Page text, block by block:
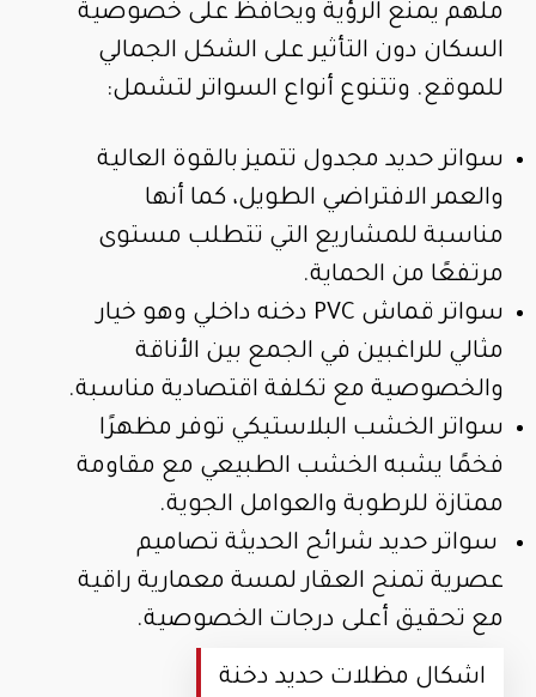
ملهم يمنع الرؤية ويحافظ على خصوصية
السكان دون التأثير على الشكل الجمالي
للموقع. وتتنوع أنواع السواتر لتشمل:
سواتر حديد مجدول تتميز بالقوة العالية
والعمر الافتراضي الطويل، كما أنها
مناسبة للمشاريع التي تتطلب مستوى
مرتفعًا من الحماية.
سواتر قماش PVC دخنه داخلي وهو خيار
مثالي للراغبين في الجمع بين الأناقة
والخصوصية مع تكلفة اقتصادية مناسبة.
سواتر الخشب البلاستيكي توفر مظهرًا
فخمًا يشبه الخشب الطبيعي مع مقاومة
ممتازة للرطوبة والعوامل الجوية.
سواتر حديد شرائح الحديثة تصاميم
عصرية تمنح العقار لمسة معمارية راقية
مع تحقيق أعلى درجات الخصوصية.
اشكال مظلات حديد دخنة